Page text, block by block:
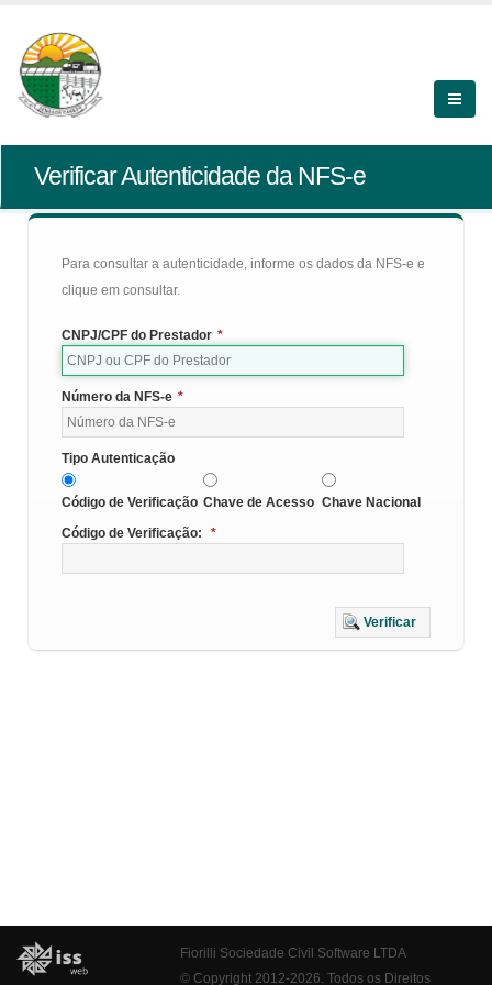
Verificar Autenticidade da NFS-e
Para consultar a autenticidade, informe os dados da NFS-e e
clique em consultar.
CNPJ/CPF do Prestador *
Número da NFS-e *
Tipo Autenticação
Código de Verificação Chave de Acesso Chave Nacional
Código de Verificação:
*
Verificar
Fiorilli Sociedade Civil Software LTDA
© Copyright 2012-2026. Todos os Direitos